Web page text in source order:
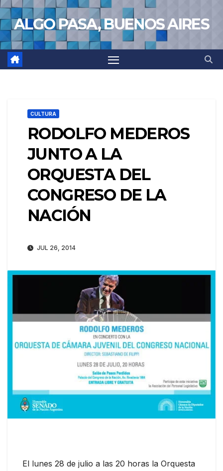
Saltar
al
contenido
ALGO PASA, BUENOS AIRES
CULTURA
RODOLFO MEDEROS
JUNTO A LA
ORQUESTA DEL
CONGRESO DE LA
NACIÓN
JUL 26, 2014
El lunes 28 de julio a las 20 horas la Orquesta